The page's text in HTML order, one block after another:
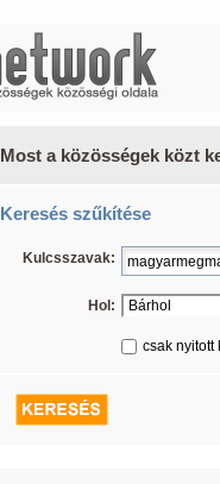
Most a közösségek közt
Keresés szűkítése
Kulcsszavak:
Hol:
csak nyitott